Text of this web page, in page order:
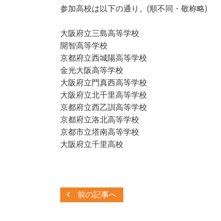
参加高校は以下の通り。(順不同・敬称略)
大阪府立三島高等学校
開智高等学校
京都府立西城陽高等学校
金光大阪高等学校
大阪府立門真西高等学校
大阪府立北千里高等学校
京都府立西乙訓高等学校
京都府立洛北高等学校
京都市立塔南高等学校
大阪府立千里高校
前の記事へ